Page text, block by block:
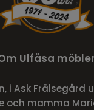
Ulfåsa möbler
i Ask Frälsegård
och mamma